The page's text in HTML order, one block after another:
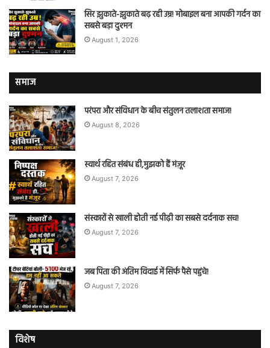
सिर झुकाते-झुकाते बढ़ रही उम्र! मोबाइल बना आपकी गर्दन का
सबसे बड़ा दुश्मन
August 1, 2026
समाज
परंपरा और संविधान के बीच संतुलन तलाशता समाज!
August 8, 2026
स्वार्थ रहित संबंध ही,मुझको हैं मंज़ूर
August 7, 2026
संस्कारों से खाली होती नई पीढ़ी का सबसे दर्दनाक सच!
August 7, 2026
जब पिता की अंतिम विदाई में सिर्फ पैसे पहुंचे!
August 7, 2026
विशेष